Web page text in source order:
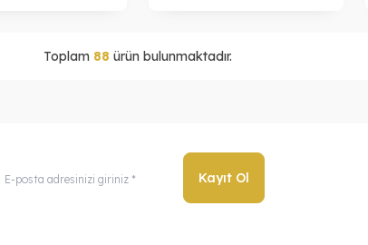
Toplam 88 ürün bulunmaktadır.
Kayıt Ol